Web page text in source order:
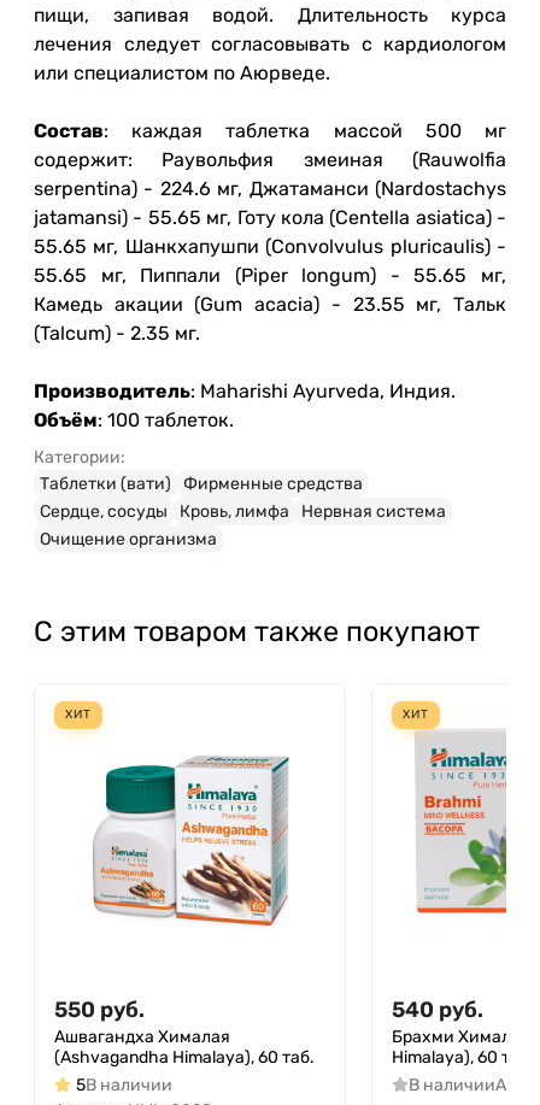
пищи, запивая водой. Длительность курса
лечения следует согласовывать с кардиологом
или специалистом по Аюрведе.
Состав: каждая таблетка массой 500 мг
содержит: Раувольфия змеиная (Rauwolfia
serpentina) - 224.6 мг, Джатаманси (Nardostachys
jatamansi) - 55.65 мг, Готу кола (Centella asiatica) -
55.65 мг, Шанкхапушпи (Convolvulus pluricaulis) -
55.65 мг, Пиппали (Piper longum) - 55.65 мг,
Камедь акации (Gum acacia) - 23.55 мг, Тальк
(Talcum) - 2.35 мг.
Производитель: Maharishi Ayurveda, Индия.
Объём: 100 таблеток.
Категории:
Таблетки (вати)
Фирменные средства
Сердце, сосуды
Кровь, лимфа
Нервная система
Очищение организма
С этим товаром также покупают
ХИТ
550 руб.
Ашвагандха Хималая
(Ashvagandha Himalaya), 60 таб.
5В наличии
ХИТ
540 руб.
Брахми Хималая
Himalaya), 60 таб.
В наличии